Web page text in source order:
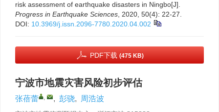
risk assessment of earthquake disasters in Ningbo[J].
Progress in Earthquake Sciences , 2020, 50(4): 22-27.
DOI: 10.3969/j.issn.2096-7780.2020.04.002
PDF下载 (475 KB)
宁波市地震灾害风险初步评估
张蓓蕾 , , 彭骁, 周浩波